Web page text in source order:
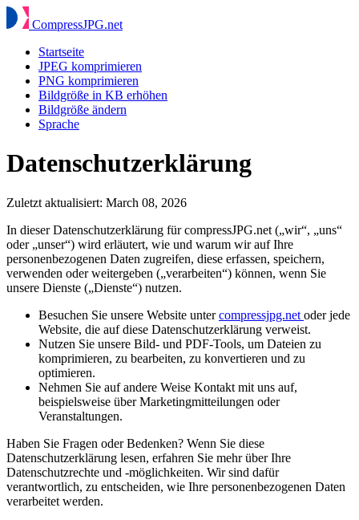
CompressJPG.net
Startseite
JPEG komprimieren
PNG komprimieren
Bildgröße in KB erhöhen
Bildgröße ändern
Sprache
Datenschutzerklärung
Zuletzt aktualisiert: March 08, 2026
In dieser Datenschutzerklärung für compressJPG.net („wir“, „uns“
oder „unser“) wird erläutert, wie und warum wir auf Ihre
personenbezogenen Daten zugreifen, diese erfassen, speichern,
verwenden oder weitergeben („verarbeiten“) können, wenn Sie
unsere Dienste („Dienste“) nutzen.
Besuchen Sie unsere Website untercompressjpg.net oder jede
Website, die auf diese Datenschutzerklärung verweist.
Nutzen Sie unsere Bild- und PDF-Tools, um Dateien zu
komprimieren, zu bearbeiten, zu konvertieren und zu
optimieren.
Nehmen Sie auf andere Weise Kontakt mit uns auf,
beispielsweise über Marketingmitteilungen oder
Veranstaltungen.
Haben Sie Fragen oder Bedenken? Wenn Sie diese
Datenschutzerklärung lesen, erfahren Sie mehr über Ihre
Datenschutzrechte und -möglichkeiten. Wir sind dafür
verantwortlich, zu entscheiden, wie Ihre personenbezogenen Daten
verarbeitet werden.